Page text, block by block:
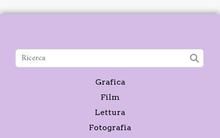
Grafica
Film
Lettura
Fotografia